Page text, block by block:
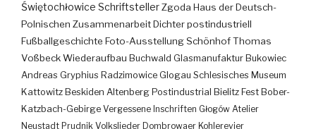
Świętochłowice SchriftstellerZgoda Haus der Deutsch-
Polnischen ZusammenarbeitDichterpostindustriell
Fußballgeschichte Foto-AusstellungSchönhofThomas
VoßbeckWiederaufbau Buchwald Glasmanufaktur Bukowiec
Andreas Gryphius Radzimowice Glogau Schlesisches Museum
Kattowitz Beskiden Altenberg Postindustrial Bielitz Fest Bober-
Katzbach-Gebirge Vergessene Inschriften Głogów Atelier
Neustadt Prudnik Volkslieder Dombrowaer Kohlerevier